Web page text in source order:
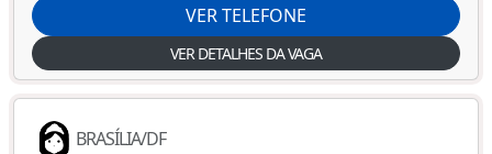
VER TELEFONE
VER DETALHES DA VAGA
BRASÍLIA/DF